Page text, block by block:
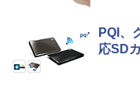
PQI、
応SD